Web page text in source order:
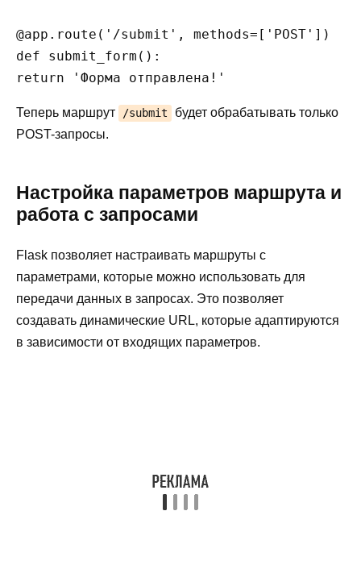
@app.route('/submit', methods=['POST'])
def submit_form():
Теперь маршрут /submit
будет обрабатывать только
POST-запросы.
Настройка параметров маршрута и
работа с запросами
Flask позволяет настраивать маршруты с
параметрами, которые можно использовать для
передачи данных в запросах. Это позволяет
создавать динамические URL, которые адаптируются
в зависимости от входящих параметров.